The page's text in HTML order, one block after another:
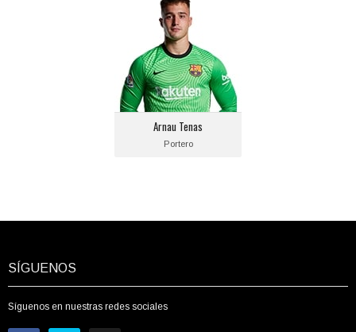
Arnau Tenas
Portero
Arnau Tenas
Posición:
Portero
Fecha de nacimiento:
2001-05-30
SÍGUENOS
Síguenos en nuestras redes sociales